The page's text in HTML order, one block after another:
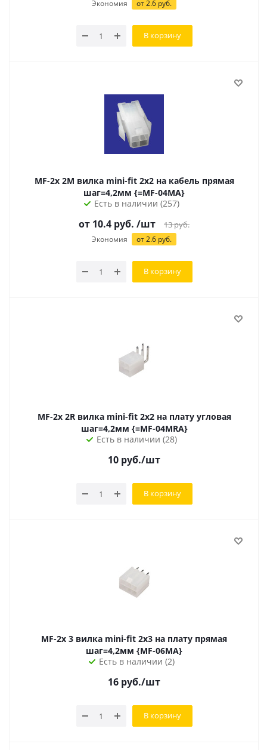
Экономия от 2.6 руб.
В корзину
MF-2x 2M вилка mini-fit 2х2 на кабель прямая
шаг=4,2мм {=MF-04MA}
Есть в наличии (257)
от 10.4 руб. /шт 13руб.
Экономия от 2.6 руб.
В корзину
MF-2x 2R вилка mini-fit 2х2 на плату угловая
шаг=4,2мм {=MF-04MRA}
Есть в наличии (28)
10 руб./шт
В корзину
MF-2x 3 вилка mini-fit 2х3 на плату прямая
шаг=4,2мм {MF-06MA}
Есть в наличии (2)
16 руб./шт
В корзину